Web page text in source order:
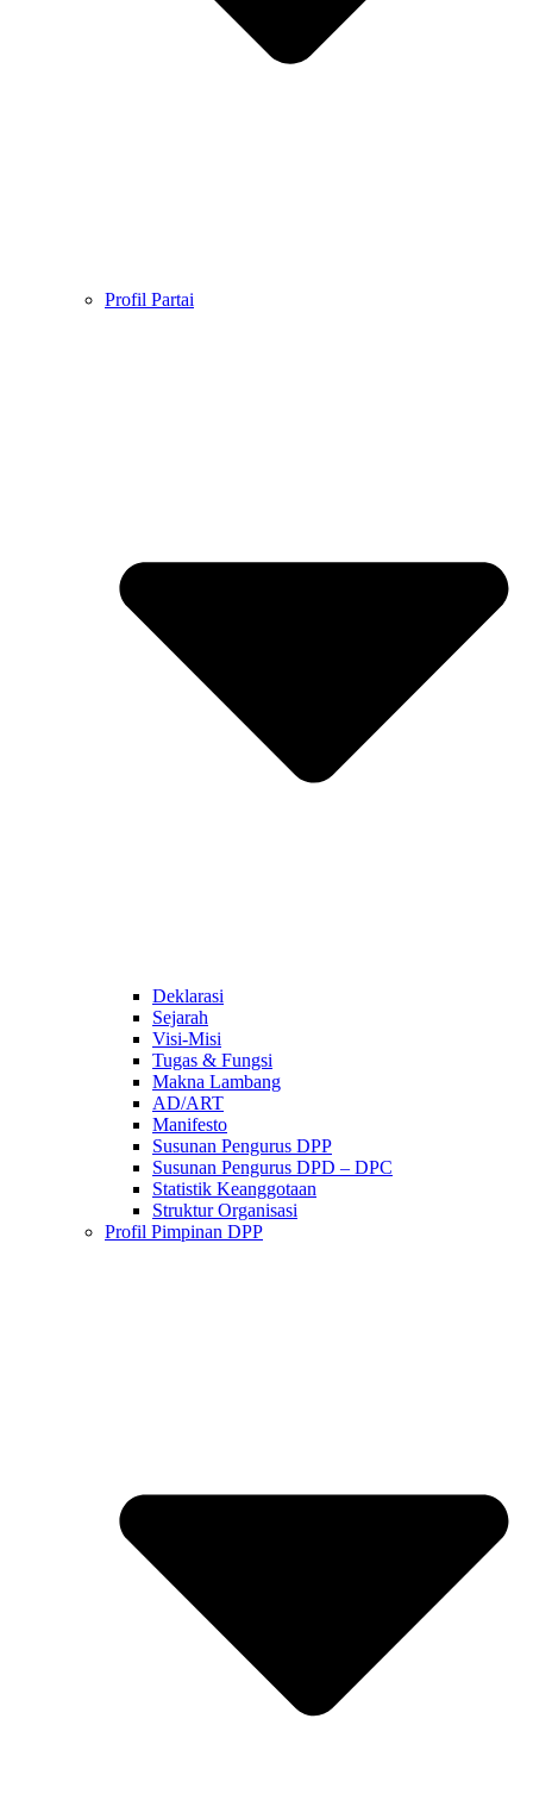
Profil Partai
Deklarasi
Sejarah
Visi-Misi
Tugas & Fungsi
Makna Lambang
AD/ART
Manifesto
Susunan Pengurus DPP
Susunan Pengurus DPD – DPC​
Statistik Keanggotaan
Struktur Organisasi
Profil Pimpinan DPP